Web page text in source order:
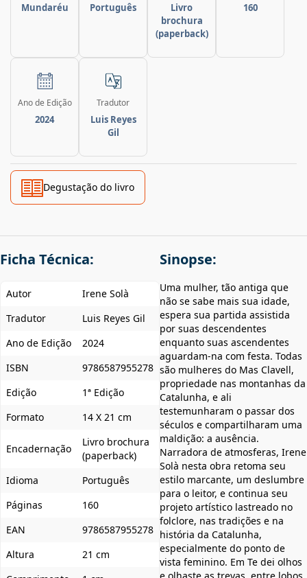
Mundaréu Português
Livro
brochura
(paperback)
160
Ano de Edição
2024
Tradutor
Luis Reyes
Gil
Degustação do livro
Ficha Técnica:
Autor
Irene Solà
Tradutor
Luis Reyes Gil
Ano de Edição
2024
ISBN
9786587955278
Edição
1ª Edição
Formato
14 X 21 cm
Encadernação
Livro brochura
(paperback)
Idioma
Português
Páginas
160
EAN
9786587955278
Altura
21 cm
Sinopse:
Uma mulher, tão antiga que
não se sabe mais sua idade,
espera sua partida assistida
por suas descendentes
enquanto suas ascendentes
aguardam-na com festa. Todas
são mulheres do Mas Clavell,
propriedade nas montanhas da
Catalunha, e ali
testemunharam o passar dos
séculos e compartilharam uma
maldição: a ausência.
Narradora de atmosferas, Irene
Solà nesta obra retoma seu
estilo marcante, um deslumbre
para o leitor, e continua seu
projeto artístico lastreado no
folclore, nas tradições e na
história da Catalunha,
especialmente do ponto de
vista feminino. Em Te dei olhos